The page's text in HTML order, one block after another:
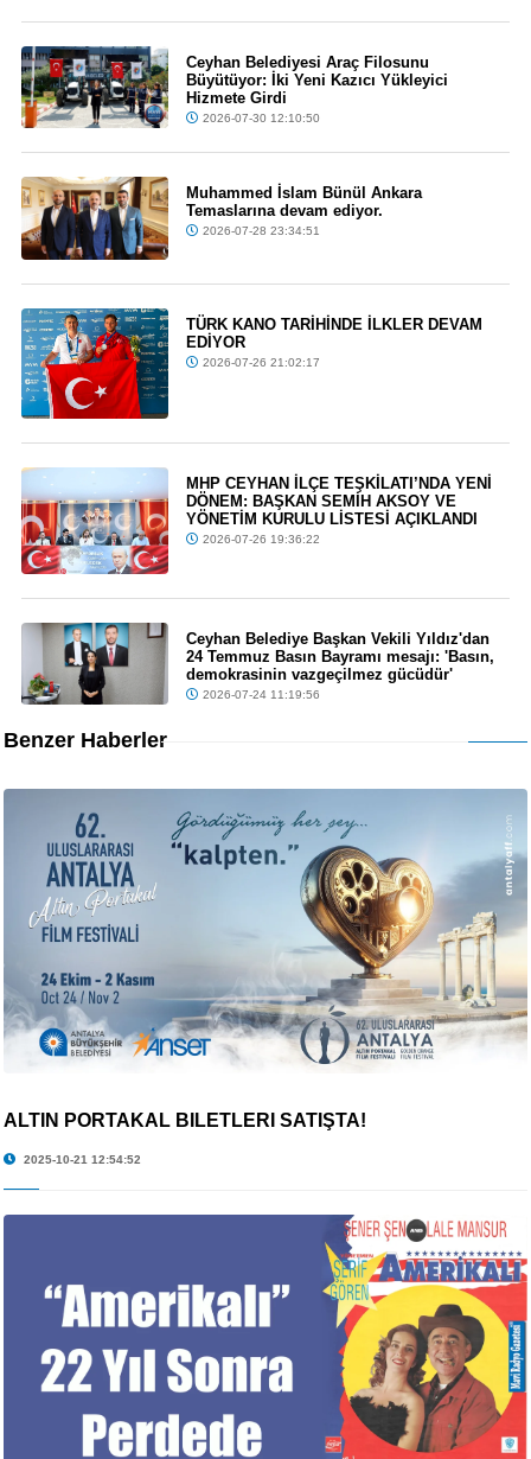
Ceyhan Belediyesi Araç Filosunu
Büyütüyor: İki Yeni Kazıcı Yükleyici
Hizmete Girdi
2026-07-30 12:10:50
Muhammed İslam Bünül Ankara
Temaslarına devam ediyor.
2026-07-28 23:34:51
TÜRK KANO TARİHİNDE İLKLER DEVAM
EDİYOR
2026-07-26 21:02:17
MHP CEYHAN İLÇE TEŞKİLATI’NDA YENİ
DÖNEM: BAŞKAN SEMİH AKSOY VE
YÖNETİM KURULU LİSTESİ AÇIKLANDI
2026-07-26 19:36:22
Ceyhan Belediye Başkan Vekili Yıldız'dan
24 Temmuz Basın Bayramı mesajı: 'Basın,
demokrasinin vazgeçilmez gücüdür'
2026-07-24 11:19:56
Benzer Haberler
ALTIN PORTAKAL BİLETLERİ SATIŞTA!
2025-10-21 12:54:52